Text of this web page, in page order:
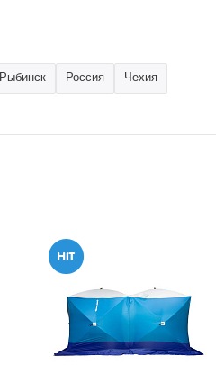
Рыбинск Россия Чехия